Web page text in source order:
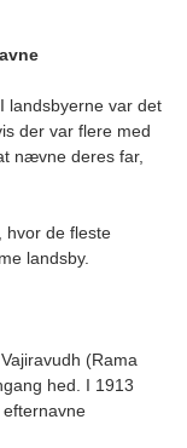
landsbyerne var det
der var flere med
nævne deres far,
hvor de fleste
landsby.
(Rama
hed. I 1913